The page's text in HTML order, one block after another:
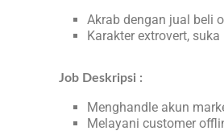
Akrab dengan jual beli
Karakter extrovert,
Job Deskripsi :
Menghandle akun
Melayani customer